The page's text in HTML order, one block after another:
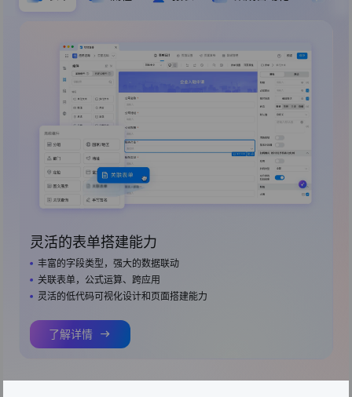
灵活的表单搭建能力
丰富的字段类型，强大的数据联动
关联表单，公式运算、跨应用
灵活的低代码可视化设计和页面搭建能力
了解详情